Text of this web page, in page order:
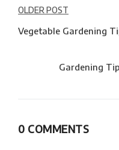
Navegación
de
OLDER POST
Vegetable Gardening
Gardening
0 COMMENTS